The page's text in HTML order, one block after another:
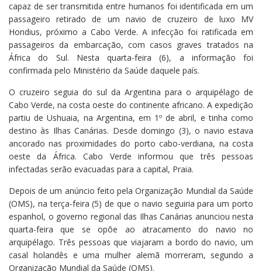
capaz de ser transmitida entre humanos foi identificada em um
passageiro retirado de um navio de cruzeiro de luxo MV
Hondius, próximo a Cabo Verde. A infecção foi ratificada em
passageiros da embarcação, com casos graves tratados na
África do Sul. Nesta quarta-feira (6), a informação foi
confirmada pelo Ministério da Saúde daquele país.
O cruzeiro seguia do sul da Argentina para o arquipélago de
Cabo Verde, na costa oeste do continente africano. A expedição
partiu de Ushuaia, na Argentina, em 1º de abril, e tinha como
destino às Ilhas Canárias. Desde domingo (3), o navio estava
ancorado nas proximidades do porto cabo-verdiana, na costa
oeste da África. Cabo Verde informou que três pessoas
infectadas serão evacuadas para a capital, Praia.
Depois de um anúncio feito pela Organização Mundial da Saúde
(OMS), na terça-feira (5) de que o navio seguiria para um porto
espanhol, o governo regional das Ilhas Canárias anunciou nesta
quarta-feira que se opõe ao atracamento do navio no
arquipélago. Três pessoas que viajaram a bordo do navio, um
casal holandês e uma mulher alemã morreram, segundo a
Organização Mundial da Saúde (OMS).